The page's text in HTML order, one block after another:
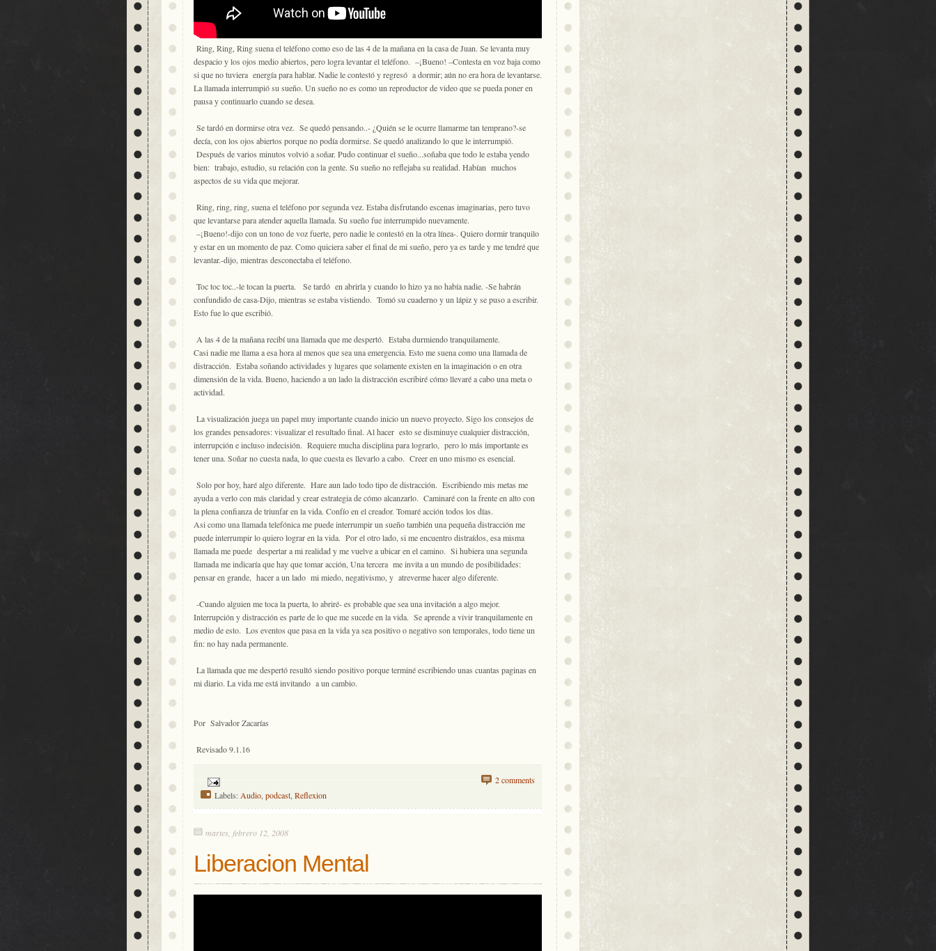
Ring, Ring, Ring suena el teléfono como eso de las 4 de la mañana en la casa de Juan. Se levanta muy
despacio y los ojos medio abiertos, pero logra levantar el teléfono. –¡Bueno! –Contesta en voz baja como
si que no tuviera energía para hablar. Nadie le contestó y regresó a dormir; aún no era hora de levantarse.
La llamada interrumpió su sueño. Un sueño no es como un reproductor de video que se pueda poner en
pausa y continuarlo cuando se desea.
Se tardó en dormirse otra vez. Se quedó pensando..- ¿Quién se le ocurre llamarme tan temprano?-se
decía, con los ojos abiertos porque no podía dormirse. Se quedó analizando lo que le interrumpió.
Después de varios minutos volvió a soñar. Pudo continuar el sueño...soñaba que todo le estaba yendo
bien: trabajo, estudio, su relación con la gente. Su sueño no reflejaba su realidad. Habían muchos
aspectos de su vida que mejorar.
Ring, ring, ring, suena el teléfono por segunda vez. Estaba disfrutando escenas imaginarias, pero tuvo
que levantarse para atender aquella llamada. Su sueño fue interrumpido nuevamente.
–¡Bueno!-dijo con un tono de voz fuerte, pero nadie le contestó en la otra línea-. Quiero dormir tranquilo
y estar en un momento de paz. Como quiciera saber el final de mi sueño, pero ya es tarde y me tendré que
levantar.-dijo, mientras desconectaba el teléfono.
Toc toc toc..-le tocan la puerta. Se tardó en abrirla y cuando lo hizo ya no había nadie. -Se habrán
confundido de casa-Dijo, mientras se estaba vistiendo. Tomó su cuaderno y un lápiz y se puso a escribir.
Esto fue lo que escribió.
A las 4 de la mañana recibí una llamada que me despertó. Estaba durmiendo tranquilamente.
Casi nadie me llama a esa hora al menos que sea una emergencia. Esto me suena como una llamada de
distracción. Estaba soñando actividades y lugares que solamente existen en la imaginación o en otra
dimensión de la vida. Bueno, haciendo a un lado la distracción escribiré cómo llevaré a cabo una meta o
actividad.
La visualización juega un papel muy importante cuando inicio un nuevo proyecto. Sigo los consejos de
los grandes pensadores: visualizar el resultado final. Al hacer esto se disminuye cualquier distracción,
interrupción e incluso indecisión. Requiere mucha disciplina para lograrlo, pero lo más importante es
tener una. Soñar no cuesta nada, lo que cuesta es llevarlo a cabo. Creer en uno mismo es esencial.
Solo por hoy, haré algo diferente. Hare aun lado todo tipo de distracción. Escribiendo mis metas me
ayuda a verlo con más claridad y crear estrategia de cómo alcanzarlo. Caminaré con la frente en alto con
la plena confianza de triunfar en la vida. Confío en el creador. Tomaré acción todos los días.
Asi como una llamada telefónica me puede interrumpir un sueño también una pequeña distracción me
puede interrumpir lo quiero lograr en la vida. Por el otro lado, si me encuentro distraídos, esa misma
llamada me puede despertar a mi realidad y me vuelve a ubicar en el camino. Si hubiera una segunda
llamada me indicaría que hay que tomar acción, Una tercera me invita a un mundo de posibilidades:
pensar en grande, hacer a un lado mi miedo, negativismo, y atreverme hacer algo diferente.
-Cuando alguien me toca la puerta, lo abriré- es probable que sea una invitación a algo mejor.
Interrupción y distracción es parte de lo que me sucede en la vida. Se aprende a vivir tranquilamente en
medio de esto. Los eventos que pasa en la vida ya sea positivo o negativo son temporales, todo tiene un
fin: no hay nada permanente.
La llamada que me despertó resultó siendo positivo porque terminé escribiendo unas cuantas paginas en
mi diario. La vida me está invitando a un cambio.
Por Salvador Zacarías
Revisado 9.1.16
2 comments
Labels: Audio podcast Reflexion
martes, febrero 12, 2008
Liberacion Mental